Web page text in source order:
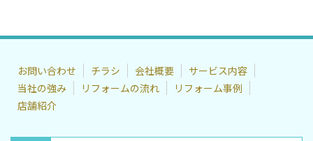
お問い合わせ チラシ 会社概要
サービス内容
当社の強み
リフォームの流れ
リフォーム事例
店舗紹介